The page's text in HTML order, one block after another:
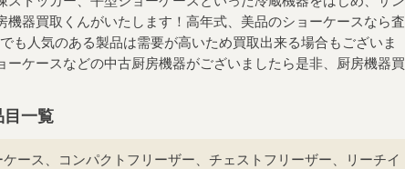
器買取くんがいたします！高年式、美品のショーケースなら査
も人気のある製品は需要が高いため買取出来る場合もございま
ケースなどの中古厨房機器がございましたら是非、厨房機器買
目一覧
ース、コンパクトフリーザー、チェストフリーザー、リーチイ